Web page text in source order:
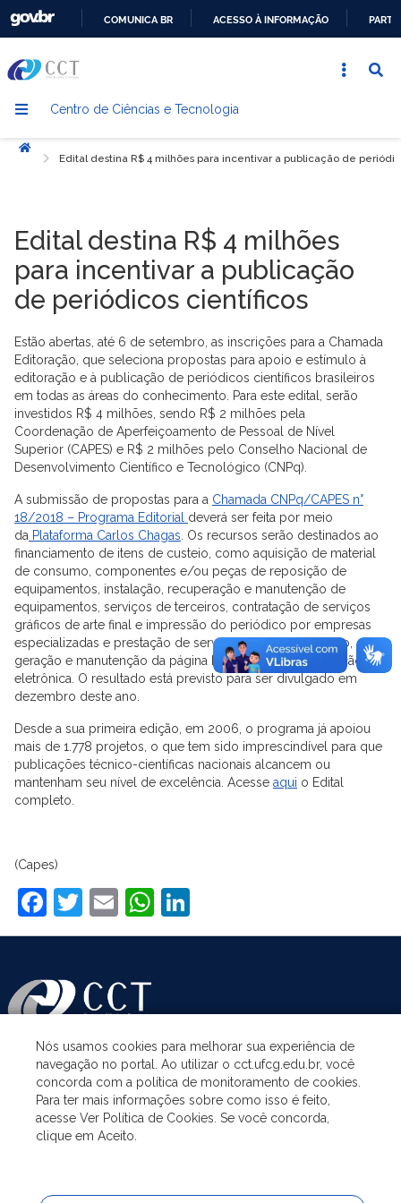
CONTEÚDO
COMUNICA BR ACESSO À INFORMAÇÃO
Centro de Ciências e Tecnologia
Início
Edital destina R$ 4 milhões para incentivar a publicação de
Edital destina R$ 4 milhões
para incentivar a publicação
de periódicos científicos
Estão abertas, até 6 de setembro, as inscrições para a Chamada
Editoração, que seleciona propostas para apoio e estímulo à
editoração e à publicação de periódicos científicos brasileiros
em todas as áreas do conhecimento. Para este edital, serão
investidos R$ 4 milhões, sendo R$ 2 milhões pela
Coordenação de Aperfeiçoamento de Pessoal de Nível
Superior (CAPES) e R$ 2 milhões pelo Conselho Nacional de
Desenvolvimento Científico e Tecnológico (CNPq).
A submissão de propostas para a Chamada CNPq/CAPES n°
18/2018 – Programa Editorial deverá ser feita por meio
da Plataforma Carlos Chagas . Os recursos serão destinados ao
financiamento de itens de custeio, como aquisição de material
de consumo, componentes e/ou peças de reposição de
equipamentos, instalação, recuperação e manutenção de
equipamentos, serviços de terceiros, contratação de serviços
gráficos de arte final e impressão do periódico por empresas
especializadas e prestação de serviços para a preparação,
geração e manutenção da página hospedeira da publicação
eletrônica. O resultado está previsto para ser divulgado em
dezembro deste ano.
Desde a sua primeira edição, em 2006, o programa já apoiou
mais de 1.778 projetos, o que tem sido imprescindível para que
publicações técnico-científicas nacionais alcancem ou
mantenham seu nível de excelência. Acesse aqui o Edital
completo.
(Capes)
Facebook
Twitter
EmailWhatsApp
ASSUNTOS
ACESSO À INFORMAÇÃO
Nós usamos cookies para melhorar sua experiência de
navegação no portal. Ao utilizar o cct.ufcg.edu.br, você
concorda com a política de monitoramento de cookies.
Para ter mais informações sobre como isso é feito,
acesse Ver Política de Cookies. Se você concorda,
clique em Aceito.